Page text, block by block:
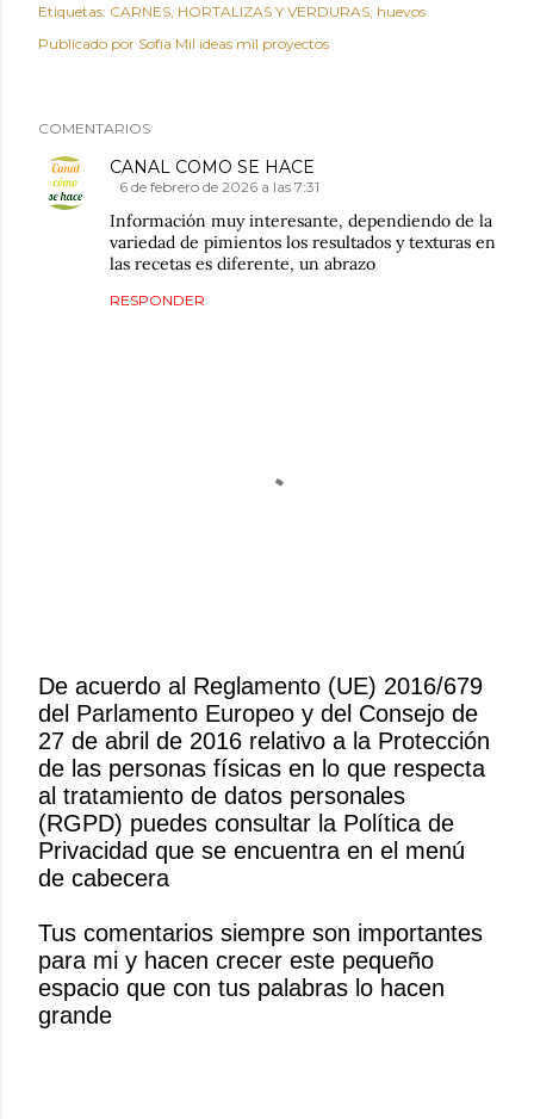
Etiquetas: CARNES HORTALIZAS Y VERDURAS huevos
Publicado por Sofía Mil ideas mil proyectos
COMENTARIOS
CANAL COMO SE HACE
6 de febrero de 2026 a las 7:31
Información muy interesante, dependiendo de la
variedad de pimientos los resultados y texturas en
las recetas es diferente, un abrazo
RESPONDER
P
u
b
l
i
c
a
u
n
c
o
De acuerdo al Reglamento (UE) 2016/679
del Parlamento Europeo y del Consejo de
27 de abril de 2016 relativo a la Protección
de las personas físicas en lo que respecta
al tratamiento de datos personales
(RGPD) puedes consultar la Política de
Privacidad que se encuentra en el menú
de cabecera
Tus comentarios siempre son importantes
para mi y hacen crecer este pequeño
espacio que con tus palabras lo hacen
grande